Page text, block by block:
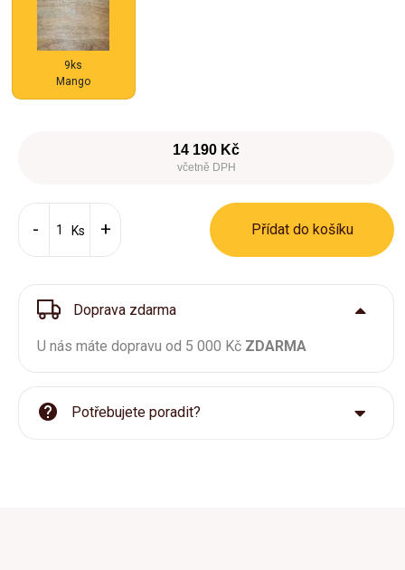
9ks
Mango
14 190 Kč
včetně DPH
Ks Přídat do košíku
Doprava zdarma
U nás máte dopravu od 5 000 Kč ZDARMA
Potřebujete poradit?